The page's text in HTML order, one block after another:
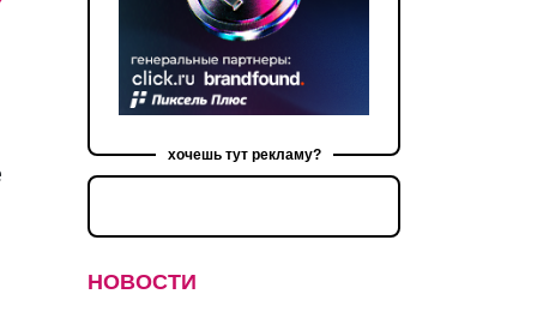
хочешь тут рекламу?
НОВОСТИ